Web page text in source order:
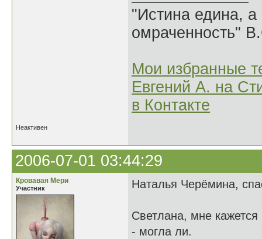
"Истина едина,
омраченность"
Мои избранные
Евгений А. на
в Контакте
Неактивен
2006-07-01 03:44:29
Кровавая Мери
Участник Наталья Черёмина,
Светлана, мне
- могла ли.